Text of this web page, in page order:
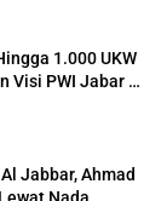
1.000 UKW
Visi PWI Jabar di
Jabbar, Ahmad